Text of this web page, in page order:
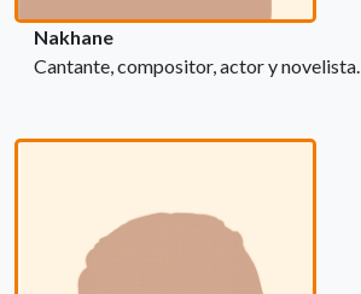
Nakhane
Cantante, compositor, actor y novelista.